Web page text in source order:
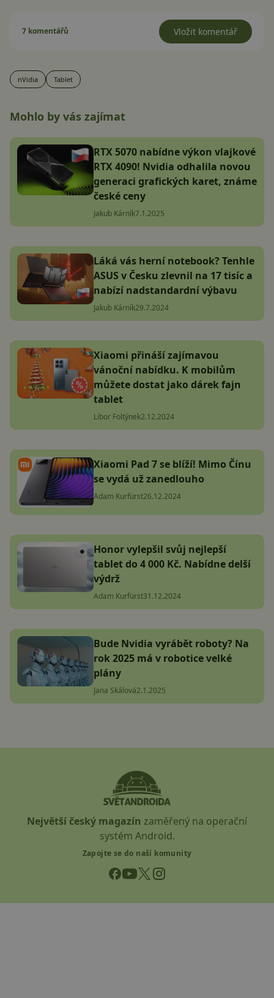
7 komentářů Vložit komentář
nVidia Tablet
Mohlo by vás zajímat
RTX 5070 nabídne výkon vlajkové
RTX 4090! Nvidia odhalila novou
generaci grafických karet, známe
české ceny
Jakub Kárník7.1.2025
Láká vás herní notebook? Tenhle
ASUS v Česku zlevnil na 17 tisíc a
nabízí nadstandardní výbavu
Jakub Kárník29.7.2024
Xiaomi přináší zajímavou
vánoční nabídku. K mobilům
můžete dostat jako dárek fajn
tablet
Libor Foltýnek2.12.2024
Xiaomi Pad 7 se blíží! Mimo Čínu
se vydá už zanedlouho
Adam Kurfürst26.12.2024
Honor vylepšil svůj nejlepší
tablet do 4 000 Kč. Nabídne delší
výdrž
Adam Kurfürst31.12.2024
Bude Nvidia vyrábět roboty? Na
rok 2025 má v robotice velké
plány
Jana Skálová2.1.2025
Největší český magazín zaměřený na operační
systém Android.
Zapojte se do naší komunity